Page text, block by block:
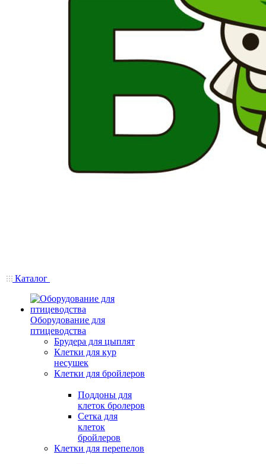
Каталог
Оборудование для
птицеводства
Брудера для цыплят
Клетки для кур
несушек
Клетки для бройлеров
Поддоны для
клеток бролеров
Сетка для
клеток
бройлеров
Клетки для перепелов